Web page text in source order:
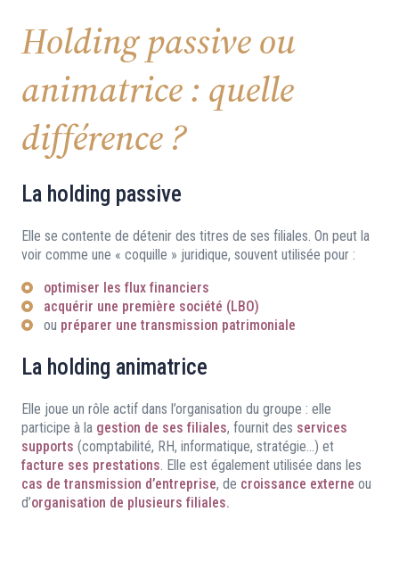
Holding passive ou
animatrice : quelle
différence ?
La holding passive
Elle se contente de détenir des titres de ses filiales. On peut la
voir comme une « coquille » juridique, souvent utilisée pour :
optimiser les flux financiers
acquérir une première société (LBO)
ou préparer une transmission patrimoniale
La holding animatrice
Elle joue un rôle actif dans l’organisation du groupe : elle
participe à la gestion de ses filiales, fournit des services
supports (comptabilité, RH, informatique, stratégie…) et
facture ses prestations. Elle est également utilisée dans les
cas de transmission d’entreprise, de croissance externe ou
d’organisation de plusieurs filiales.